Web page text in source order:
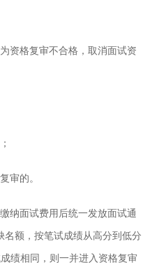
资格复审不合格，取消面试资
审的。
纳面试费用后统一发放面试通
额，按笔试成绩从高分到低分
绩相同，则一并进入资格复审